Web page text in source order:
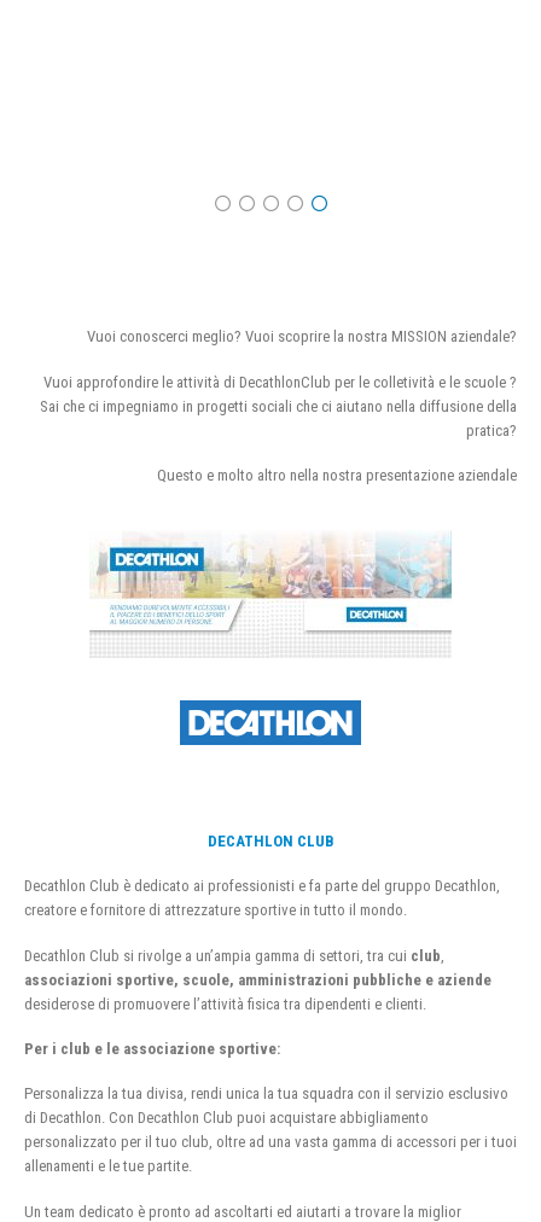
Vuoi conoscerci meglio? Vuoi scoprire la nostra MISSION aziendale?
Vuoi approfondire le attività di DecathlonClub per le colletività e le scuole ?
Sai che ci impegniamo in progetti sociali che ci aiutano nella diffusione della
pratica?
Questo e molto altro nella nostra presentazione aziendale
DECATHLON CLUB
Decathlon Club è dedicato ai professionisti e fa parte del gruppo Decathlon,
creatore e fornitore di attrezzature sportive in tutto il mondo.
Decathlon Club si rivolge a un’ampia gamma di settori, tra cui club
associazioni sportive, scuole, amministrazioni pubbliche e aziende
desiderose di promuovere l’attività fisica tra dipendenti e clienti.
Per i club e le associazione sportive:
Personalizza la tua divisa, rendi unica la tua squadra con il servizio esclusivo
di Decathlon. Con Decathlon Club puoi acquistare abbigliamento
personalizzato per il tuo club, oltre ad una vasta gamma di accessori per i tuoi
allenamenti e le tue partite.
Un team dedicato è pronto ad ascoltarti ed aiutarti a trovare la miglior